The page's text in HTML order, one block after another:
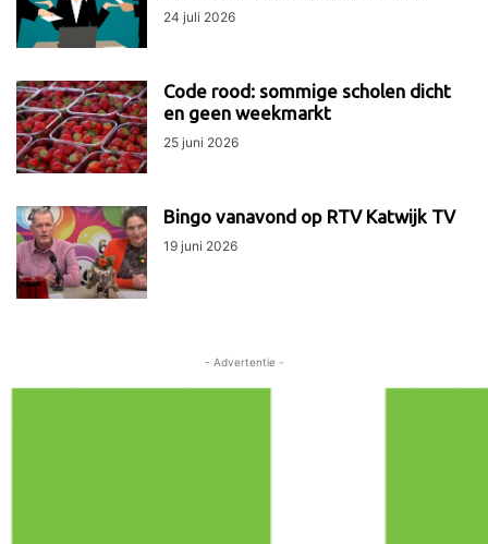
24 juli 2026
Code rood: sommige scholen dicht
en geen weekmarkt
25 juni 2026
Bingo vanavond op RTV Katwijk TV
19 juni 2026
- Advertentie -